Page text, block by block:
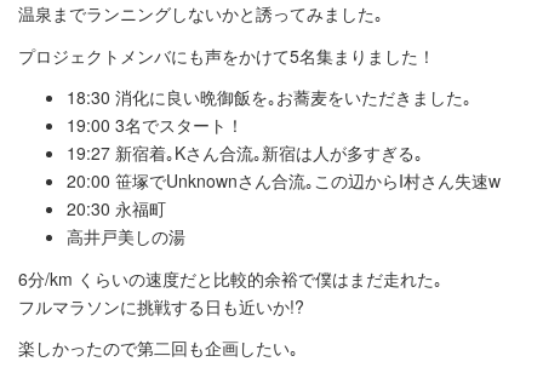
温泉までランニングしないかと誘ってみました｡
プロジェクトメンバにも声をかけて5名集まりました！
18:30 消化に良い晩御飯を｡お蕎麦をいただきました｡
19:00 3名でスタート！
19:27 新宿着｡Kさん合流｡新宿は人が多すぎる｡
20:00 笹塚でUnknownさん合流｡この辺からI村さん失速w
20:30 永福町
高井戸美しの湯
6分/km くらいの速度だと比較的余裕で僕はまだ走れた｡
フルマラソンに挑戦する日も近いか!?
楽しかったので第二回も企画したい｡